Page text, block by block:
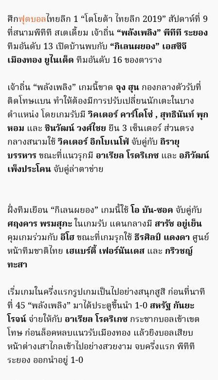
ศึกฟุตบอลไทยลีก 1 “โตโยต้า ไทยลีก 2019” สัปดาห์ที่ 9
ที่สนามพีทีที สเตเดี้ยม เจ้าถิ่น “พลังเพลิง” พีทีที ระยอง
ทีมอันดับ 13 เปิดบ้านพบกับ “กิเลนผยอง” เอสซีจี
เมืองทอง ยูไนเต็ด ทีมอันดับ 16 ของตาราง
เจ้าถิ่น “พลังเพลิง” เกมนี้ขาด จุง ฮุน กองกลางตัวรับที่
ติดโทษแบน ทำให้ต้องมีการปรับเปลี่ยนนักเตะในบาง
ตำแหน่ง โดยเกมรับมีวิคเตอร์ คาร์โดโซ่ , สุทธินันท์ พุก
หอม และ ชินวัฒน์ วงศ์ไชย ยืน 3 เซ็นเตอร์ ส่วนตรง
กลางสนามใช้วิคเตอร์ อิกโบเนโฟ่ จับคู่กับ ถิรายุ
บรรหารขณะที่แนวรุกมี อาเรียล โรดริเกซ และ อภิวัฒน์
เพ็งประโคน จับคู่ล่าตาข่าย
ฝั่งทีมเยือน “กิเลนผยอง” เกมนี้ใช้โอ บัน-ซอค จับคู่กับ
ศฤงคาร พรมสุภะในเกมรับ แดนกลางมี สารัช อยู่เย็น
คุมเกมร่วมกับ อีโฮขณะที่เกมรุกใช้ธีรศิลป์ แดงดา ศูนย์
หน้าทีมชาติไทย เฮแบร์ตี้ เฟอร์นันเดส และ กริวชญ์
ทะสา
เริ่มเกมในครึ่งแรกรูปเกมเป็นไปอย่างสนุกสูสี ก่อนที่นาที
ที่ 45 “พลังเพลิง” มาได้ประตูขึ้นนำ 1-0 สหรัฐ กันยะ
โรจน์ จ่ายให้กับ อาเรียล โรดริเกซ กระชากบอลเข้าเขต
โทษ ก่อนล็อคหลบแนวรับเมืองทอง แล้วยิงบอลเสียบ
หน้าต่างเสาไกลเข้าไปอย่างสวยงาม จบครึ่งแรก พีทีที
ระยอง ออกนำอยู่ 1-0